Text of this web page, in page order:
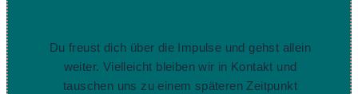
Du freust dich über die Impulse und gehst allein
weiter. Vielleicht bleiben wir in Kontakt und
tauschen uns zu einem späteren Zeitpunkt